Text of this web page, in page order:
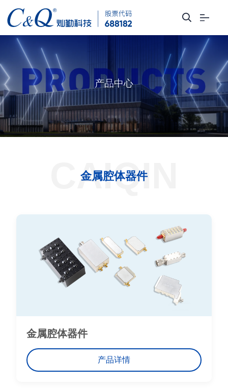
产品中心
CAIQIN
金属腔体器件
金属腔体器件
产品详情